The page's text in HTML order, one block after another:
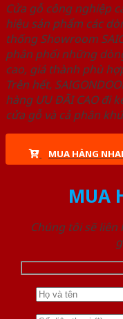
Cửa gỗ công nghiệp
hiệu sản phẩm các
thống Showroom
phân phối những
cao, giá thành phù
Trên hết,
hàng ƯU ĐÃI CAO đi
cửa gỗ và cả phân
MUA HÀNG
MUA
Chúng tôi sẽ